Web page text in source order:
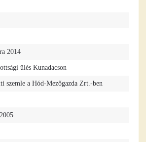
2014
ülés Kunadacson
szemle a Hód-Mezőgazda Zrt.-ben